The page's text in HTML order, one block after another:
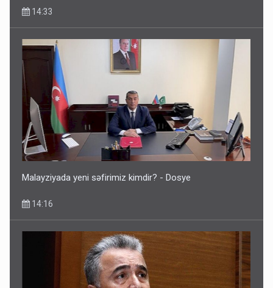
14:33
Malayziyada yeni səfirimiz kimdir? - Dosye
14:16